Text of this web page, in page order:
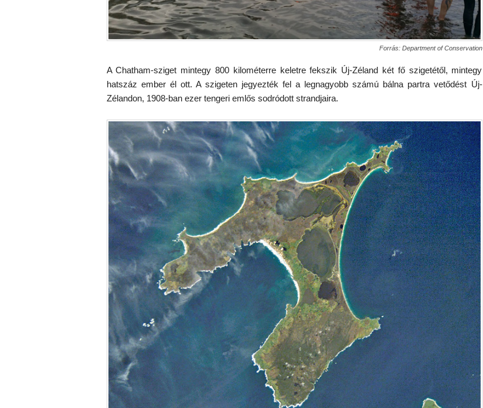
Forrás: Department of Conservation
A Chatham-sziget mintegy 800 kilométerre keletre fekszik Új-Zéland két fő szigetétől, mintegy
hatszáz ember él ott. A szigeten jegyezték fel a legnagyobb számú bálna partra vetődést Új-
Zélandon, 1908-ban ezer tengeri emlős sodródott strandjaira.